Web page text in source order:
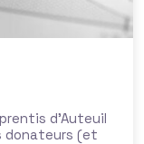
d’Auteuil
donateurs (et